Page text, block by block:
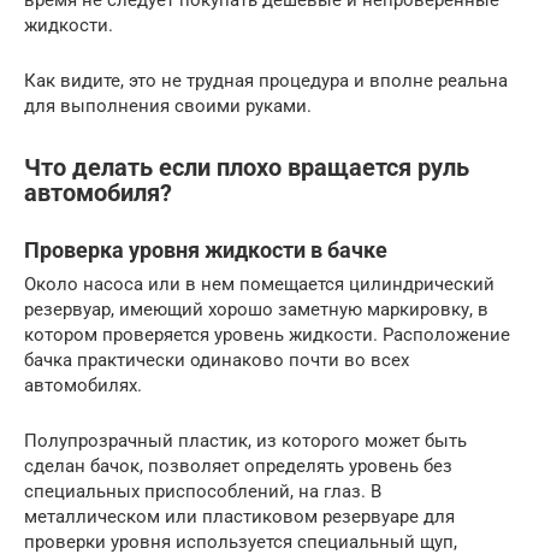
жидкости.
Как видите, это не трудная процедура и вполне реальна
для выполнения своими руками.
Что делать если плохо вращается руль
автомобиля?
Проверка уровня жидкости в бачке
Около насоса или в нем помещается цилиндрический
резервуар, имеющий хорошо заметную маркировку, в
котором проверяется уровень жидкости. Расположение
бачка практически одинаково почти во всех
автомобилях.
Полупрозрачный пластик, из которого может быть
сделан бачок, позволяет определять уровень без
специальных приспособлений, на глаз. В
металлическом или пластиковом резервуаре для
проверки уровня используется специальный щуп,